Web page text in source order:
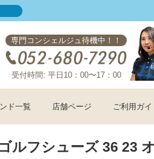
専門コンシェルジュ待機中！！
受付時間: 平日10：00〜17：00
ド一覧 店舗ページ ご利用ガイ
ルフシューズ 36 23